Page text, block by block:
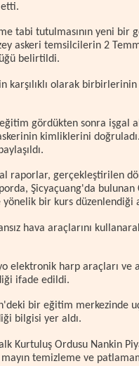
tabi tutulmasının yeni bir
askeri temsilcilerin 2
belirtildi.
karşılıklı olarak
gördükten sonra işgal
kimliklerini
raporlar, gerçekleştirilen
Şicyaçuang'da bulunan
bir kurs düzenlendiği
hava araçlarını
elektronik harp araçları ve
ifade edildi.
bir eğitim merkezinde
bilgisi yer aldı.
Kurtuluş Ordusu Nankin
temizleme ve